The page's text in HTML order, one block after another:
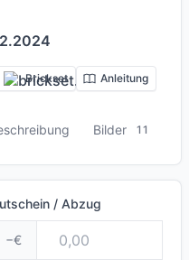
Brickset Anleitung
Bilder 11
/ Abzug
−€